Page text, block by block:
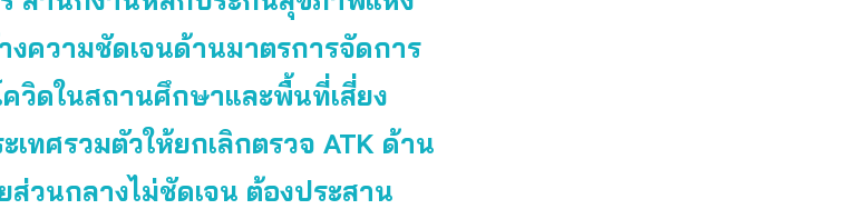
งความชัดเจนด้านมาตรการจัดการ
ควิดในสถานศึกษาและพื้นที่เสี่ยง
ทศรวมตัวให้ยกเลิกตรวจ ATK ด้าน
ส่วนกลางไม่ชัดเจน ต้องประสาน